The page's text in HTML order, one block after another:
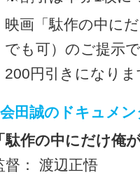
映画「駄作の中に
でも可）のご提示
200円引きになりま
田誠のドキュメ
駄作の中にだけ俺
督： 渡辺正悟